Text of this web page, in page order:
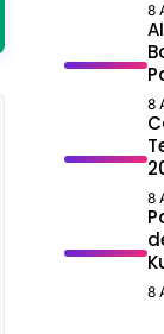
8
8
8
8